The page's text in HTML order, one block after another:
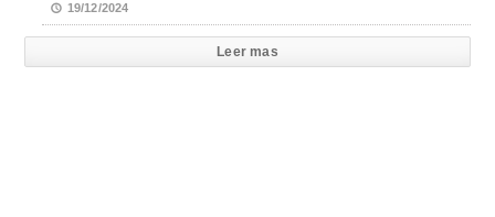
19/12/2024
Leer mas